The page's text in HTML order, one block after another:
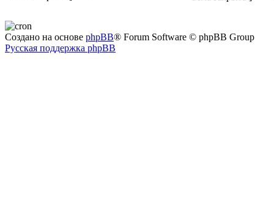
Создано на основе phpBB® Forum Software © phpBB Group
Русская поддержка phpBB